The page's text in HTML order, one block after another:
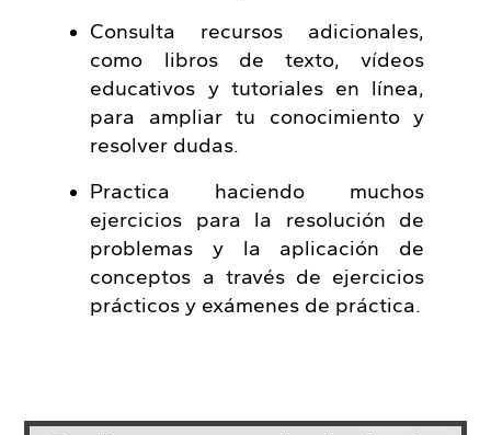
Consulta recursos adicionales,
como libros de texto, vídeos
educativos y tutoriales en línea,
para ampliar tu conocimiento y
resolver dudas.
Practica haciendo muchos
ejercicios para la resolución de
problemas y la aplicación de
conceptos a través de ejercicios
prácticos y exámenes de práctica.